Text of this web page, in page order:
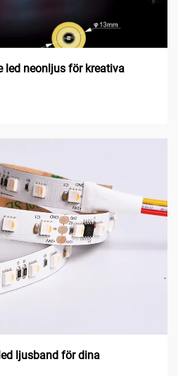
led neonljus för kreativa
ljusband för dina